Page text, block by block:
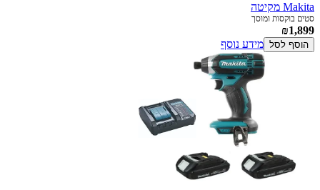
Makita מקיטה
סטים בוקסות ומוסך
₪1,899
הוסף לסל מידע נוסף